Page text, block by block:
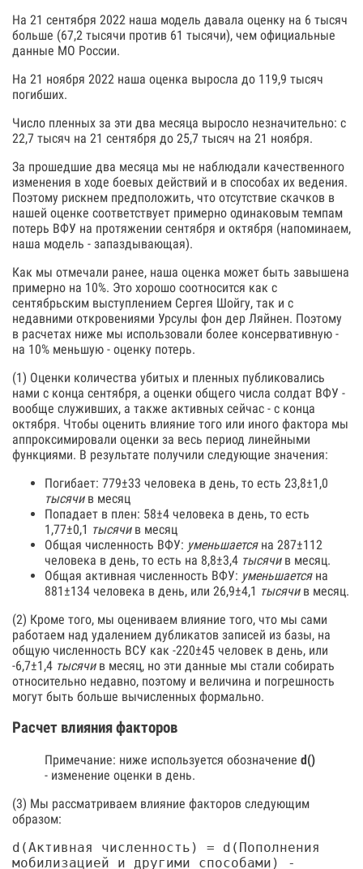
На 21 сентября 2022 наша модель давала оценку на 6 тысяч
больше (67,2 тысячи против 61 тысячи), чем официальные
данные МО России.
На 21 ноября 2022 наша оценка выросла до 119,9 тысяч
погибших.
Число пленных за эти два месяца выросло незначительно: с
22,7 тысяч на 21 сентября до 25,7 тысяч на 21 ноября.
За прошедшие два месяца мы не наблюдали качественного
изменения в ходе боевых действий и в способах их ведения.
Поэтому рискнем предположить, что отсутствие скачков в
нашей оценке соответствует примерно одинаковым темпам
потерь ВФУ на протяжении сентября и октября (напоминаем,
наша модель - запаздывающая).
Как мы отмечали ранее, наша оценка может быть завышена
примерно на 10%. Это хорошо соотносится как с
сентябрьским выступлением Сергея Шойгу, так и с
недавними откровениями Урсулы фон дер Ляйнен. Поэтому
в расчетах ниже мы использовали более консервативную -
на 10% меньшую - оценку потерь.
(1) Оценки количества убитых и пленных публиковались
нами с конца сентября, а оценки общего числа солдат ВФУ -
вообще служивших, а также активных сейчас - с конца
октября. Чтобы оценить влияние того или иного фактора мы
аппроксимировали оценки за весь период линейными
функциями. В результате получили следующие значения:
Погибает: 779±33 человека в день, то есть 23,8±1,0
тысячив месяц
Попадает в плен: 58±4 человека в день, то есть
1,77±0,1 тысячив месяц
Общая численность ВФУ: уменьшаетсяна 287±112
человека в день, то есть на 8,8±3,4 тысячив месяц.
Общая активная численность ВФУ: уменьшаетсяна
881±134 человека в день, или 26,9±4,1 тысячив месяц.
(2) Кроме того, мы оцениваем влияние того, что мы сами
работаем над удалением дубликатов записей из базы, на
общую численность ВСУ как -220±45 человек в день, или
-6,7±1,4 тысячив месяц, но эти данные мы стали собирать
относительно недавно, поэтому и величина и погрешность
могут быть больше вычисленных формально.
Расчет влияния факторов
Примечание: ниже используется обозначение d()
- изменение оценки в день.
(3) Мы рассматриваем влияние факторов следующим
образом:
d(Активная численность) = d(Пополнения
мобилизацией и другими способами) -